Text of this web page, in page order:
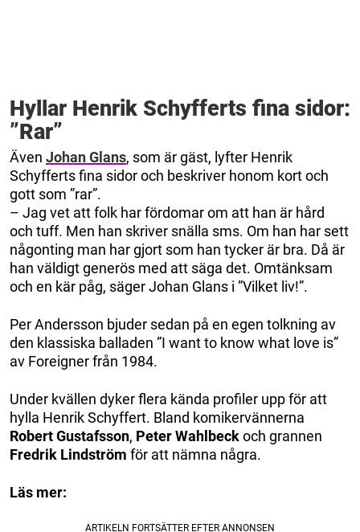
Hyllar Henrik Schyfferts fina sidor:
”Rar”
Även Johan Glans, som är gäst, lyfter Henrik
Schyfferts fina sidor och beskriver honom kort och
gott som ”rar”.
– Jag vet att folk har fördomar om att han är hård
och tuff. Men han skriver snälla sms. Om han har sett
någonting man har gjort som han tycker är bra. Då är
han väldigt generös med att säga det. Omtänksam
och en kär påg, säger Johan Glans i ”Vilket liv!”.
Per Andersson bjuder sedan på en egen tolkning av
den klassiska balladen ”I want to know what love is”
av Foreigner från 1984.
Under kvällen dyker flera kända profiler upp för att
hylla Henrik Schyffert. Bland komikervännerna
Robert Gustafsson, Peter Wahlbeckoch grannen
Fredrik Lindström för att nämna några.
Läs mer: